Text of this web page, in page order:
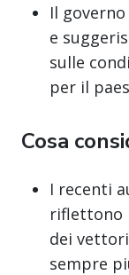
Il
e
sulle
per il
Cosa
I recenti
riflettono
dei
sempre